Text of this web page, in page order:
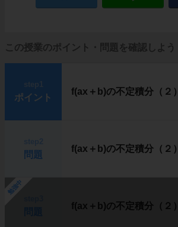
この授業のポイント・問題を確認しよう
ポイント
f(ax＋b)の不定積分（２）
問題
f(ax＋b)の不定積分（２）
勉強中
f(ax＋b)の不定積分（２）